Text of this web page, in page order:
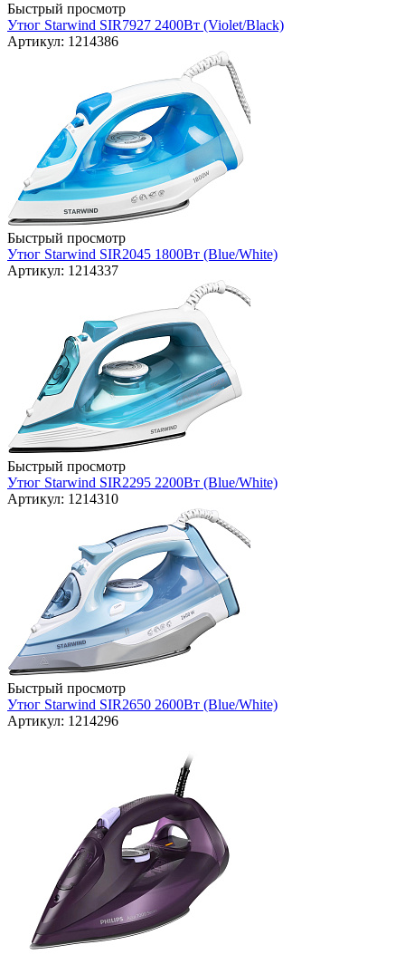
Быстрый просмотр
Утюг Starwind SIR7927 2400Вт (Violet/Black)
Артикул: 1214386
Быстрый просмотр
Утюг Starwind SIR2045 1800Вт (Blue/White)
Артикул: 1214337
Быстрый просмотр
Утюг Starwind SIR2295 2200Вт (Blue/White)
Артикул: 1214310
Быстрый просмотр
Утюг Starwind SIR2650 2600Вт (Blue/White)
Артикул: 1214296